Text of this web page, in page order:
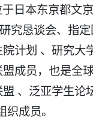
日本东京都文
究恳谈会、指
计划 、研究大
成员，也是全
、泛亚学生
成员。